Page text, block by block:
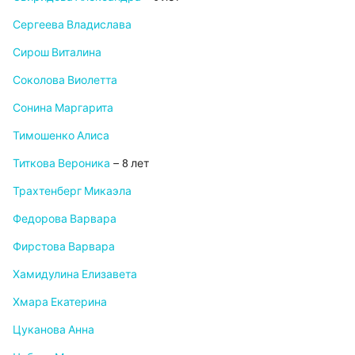
Сергеева Владислава
Сирош Виталина
Соколова Виолетта
Сонина Маргарита
Тимошенко Алиса
Титкова Вероника – 8 лет
Трахтенберг Микаэла
Федорова Варвара
Фирстова Варвара
Хамидулина Елизавета
Хмара Екатерина
Цуканова Анна